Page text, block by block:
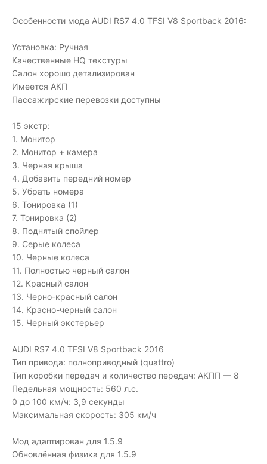
Особенности мода AUDI RS7 4.0 TFSI V8 Sportback 2016:
Установка: Ручная
Качественные HQ текстуры
Салон хорошо детализирован
Имеется АКП
Пассажирские перевозки доступны
15 экстр:
1. Монитор
2. Монитор + камера
3. Черная крыша
4. Добавить передний номер
5. Убрать номера
6. Тонировка (1)
7. Тонировка (2)
8. Поднятый спойлер
9. Серые колеса
10. Черные колеса
11. Полностью черный салон
12. Красный салон
13. Черно-красный салон
14. Красно-черный салон
15. Черный экстерьер
AUDI RS7 4.0 TFSI V8 Sportback 2016
Тип привода: полноприводный (quattro)
Тип коробки передач и количество передач: АКПП — 8
Педельная мощность: 560 л.с.
0 до 100 км/ч: 3,9 секунды
Максимальная скорость: 305 км/ч
Мод адаптирован для 1.5.9
Обновлённая физика для 1.5.9